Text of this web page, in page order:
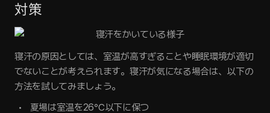
対策
寝汗の原因としては、室温が高すぎることや睡眠環境が適切
でないことが考えられます。寝汗が気になる場合は、以下の
方法を試してみましょう。
夏場は室温を26℃以下に保つ